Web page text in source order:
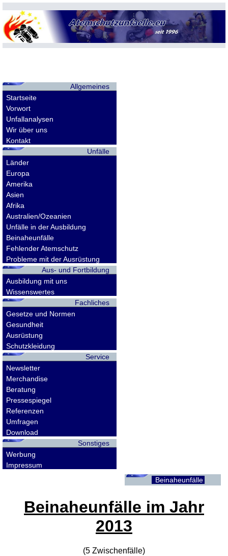
Allgemeines
Startseite
Vorwort
Unfallanalysen
Wir über uns
Kontakt
Unfälle
Länder
Europa
Amerika
Asien
Afrika
Australien/Ozeanien
Unfälle in der Ausbildung
Beinaheunfälle
Fehlender Atemschutz
Probleme mit der Ausrüstung
Aus- und Fortbildung
Ausbildung mit uns
Wissenswertes
Fachliches
Gesetze und Normen
Gesundheit
Ausrüstung
Schutzkleidung
Service
Newsletter
Merchandise
Beratung
Pressespiegel
Referenzen
Umfragen
Download
Sonstiges
Werbung
Impressum
Beinaheunfälle
Beinaheunfälle im Jahr
2013
(5 Zwischenfälle)